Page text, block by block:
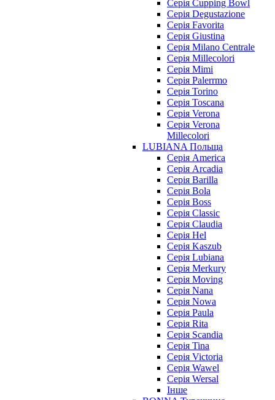
Серія Cupping Bowl
Серія Degustazione
Серія Favorita
Серія Giustina
Серія Milano Centrale
Серія Millecolori
Серія Mimi
Серія Palerrmo
Серія Torino
Серія Toscana
Серія Verona
Серія Verona
Millecolori
LUBIANA Польща
Серія America
Серія Arcadia
Серія Barilla
Серія Bola
Серія Boss
Серія Classic
Серія Claudia
Серія Hel
Серія Kaszub
Серія Lubiana
Серія Merkury
Серія Moving
Серія Nana
Серія Nowa
Серія Paula
Серія Rita
Серія Scandia
Серія Tina
Серія Victoria
Серія Wawel
Серія Wersal
Інше